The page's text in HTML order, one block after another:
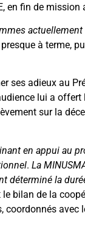
en fin de mission
actuellement
à terme,
ses adieux au
lui a offert
sur la
en appui au
. La
déterminé la
bilan de la
coordonnés